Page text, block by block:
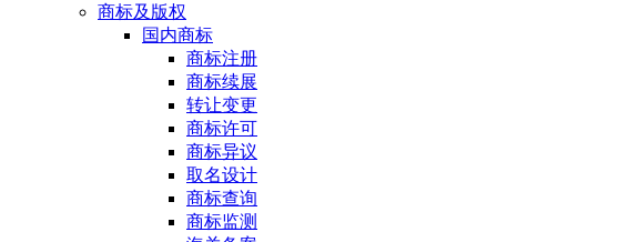
商标及版权
国内商标
商标注册
商标续展
转让变更
商标许可
商标异议
取名设计
商标查询
商标监测